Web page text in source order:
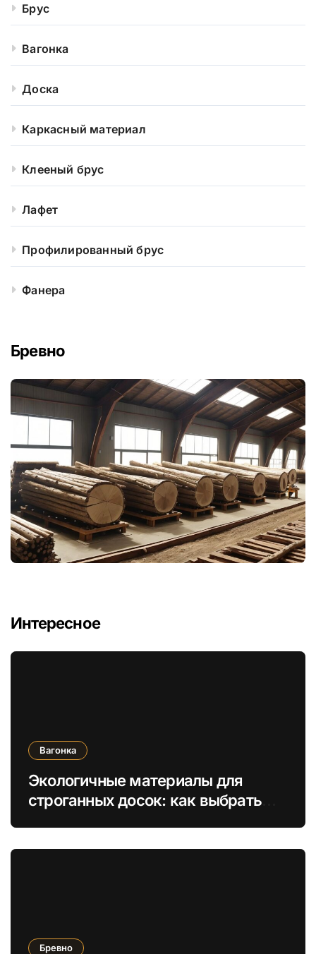
Брус
Вагонка
Доска
Каркасный материал
Клееный брус
Лафет
Профилированный брус
Фанера
Бревно
Интересное
Вагонка
Экологичные материалы для
строганных досок: как выбрать
Бревно